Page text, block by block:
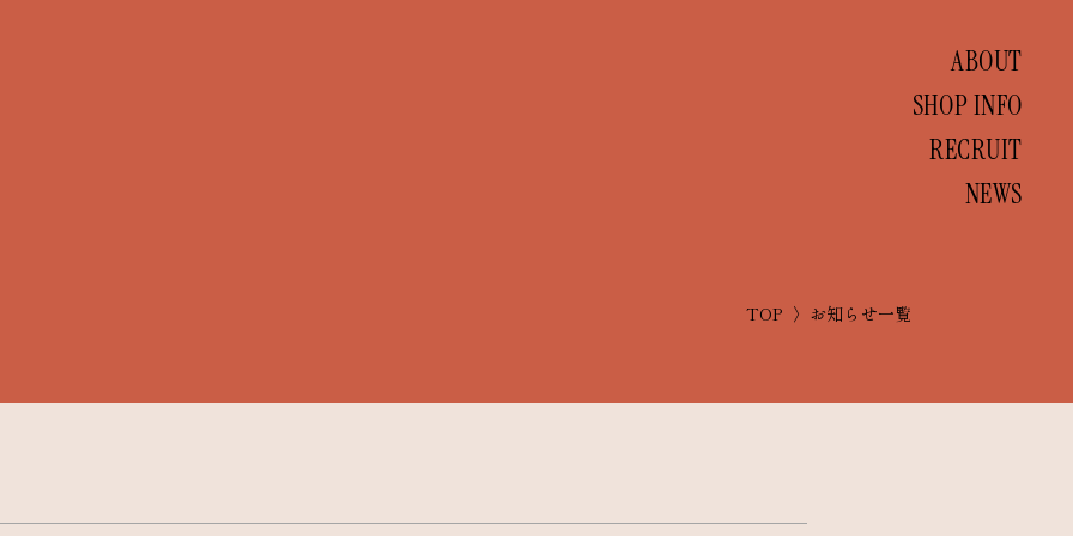
ABOUT
SHOP INFO
RECRUIT
NEWS
TOP お知らせ一覧